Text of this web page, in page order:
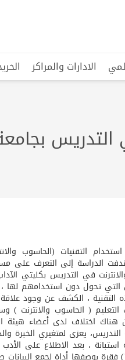
الادارات والمراكز
التدريس
التقنيات (الحاسوب
الدراسة إلى التعرف على
في التدريس بكليتي
التي تحول دون استخدامهم
التقنية ، الكشف عن وجود
التعليم ( الحاسوب والانترنت )
هناك اختلاف لدى أعضاء هيئة
يعزى لمتغيري الخبرة
، بعد الاطلاع على الأدب